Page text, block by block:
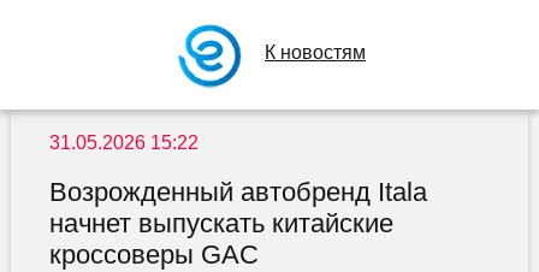
К новостям
31.05.2026 15:22
Возрожденный автобренд Itala
начнет выпускать китайские
кроссоверы GAC